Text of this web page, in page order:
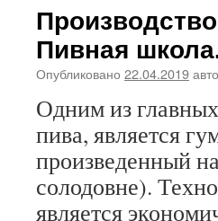
Пивная
Опубликовано 22.04.2019
Одним из
пива, является
произведенный
солодовне).
является